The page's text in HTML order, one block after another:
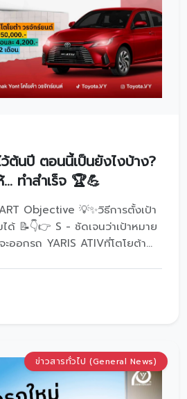
ต้นปี ตอนนี้เป็นยังไงบ้าง?
… ทำสำเร็จ 🏆💪
Objective 💡✨วิธีการตั้งเป้า
ด้ 📝👇👉 S - ชัดเจนว่าเป้าหมาย
ออกรถ YARIS ATIVที่โตโยต้า
วน์ 50,000.- 💰👉 A - มีวิธีการ
าง : โดยการเก็บเงิน 🐷🪙👉 R
ข่าวสารทั่วไป (General News)